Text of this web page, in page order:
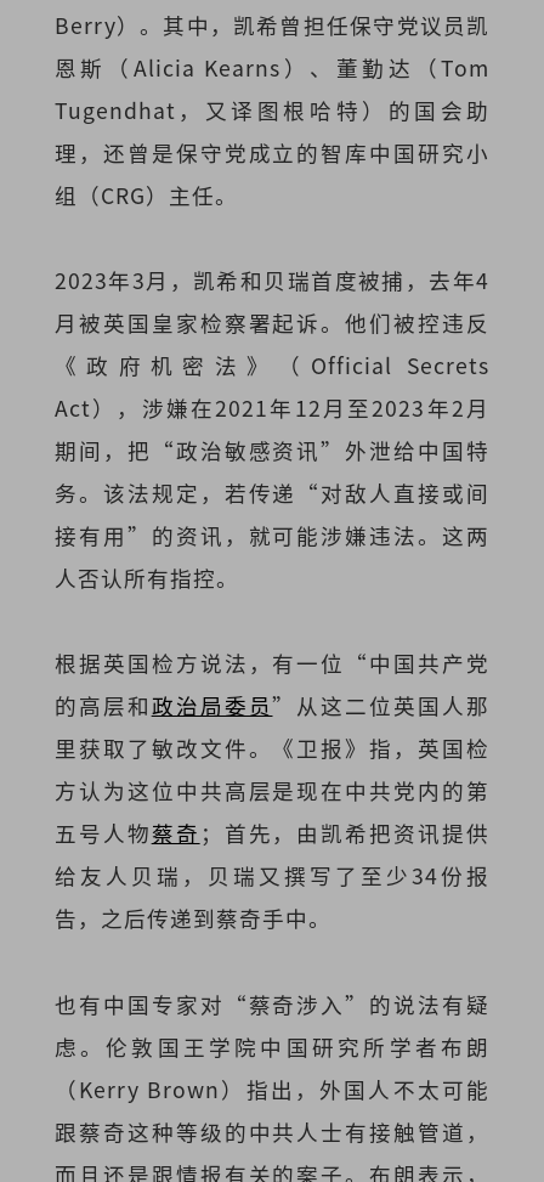
Berry）。其中，凯希曾担任保守党议员凯
恩斯（Alicia Kearns）、董勤达（Tom
Tugendhat，又译图根哈特）的国会助
理，还曾是保守党成立的智库中国研究小
组（CRG）主任。
2023年3月，凯希和贝瑞首度被捕，去年4
月被英国皇家检察署起诉。他们被控违反
《政府机密法》（Official Secrets
Act），涉嫌在2021年12月至2023年2月
期间，把“政治敏感资讯”外泄给中国特
务。该法规定，若传递“对敌人直接或间
接有用”的资讯，就可能涉嫌违法。这两
人否认所有指控。
根据英国检方说法，有一位“中国共产党
的高层和政治局委员”从这二位英国人那
里获取了敏改文件。《卫报》指，英国检
方认为这位中共高层是现在中共党内的第
五号人物蔡奇 ；首先，由凯希把资讯提供
给友人贝瑞，贝瑞又撰写了至少34份报
告，之后传递到蔡奇手中。
也有中国专家对“蔡奇涉入”的说法有疑
虑。伦敦国王学院中国研究所学者布朗
（Kerry Brown）指出，外国人不太可能
跟蔡奇这种等级的中共人士有接触管道，
而且还是跟情报有关的案子。布朗表示，